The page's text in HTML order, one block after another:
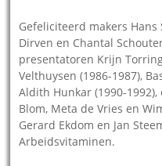
Gefeliciteerd makers
Dirven en Chantal
presentatoren Krijn
Velthuysen (1986-1987),
Aldith Hunkar (1990-
Blom, Meta de Vries en
Gerard Ekdom en Jan
Arbeidsvitaminen.